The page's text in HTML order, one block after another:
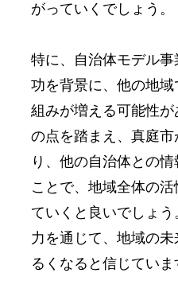
がっていくでしょう。
特に、自治体モデル
功を背景に、他の地域
組みが増える可能性が
の点を踏まえ、真庭市
り、他の自治体との情
ことで、地域全体の活
ていくと良いでしょ
力を通じて、地域の未
るくなると信じていま